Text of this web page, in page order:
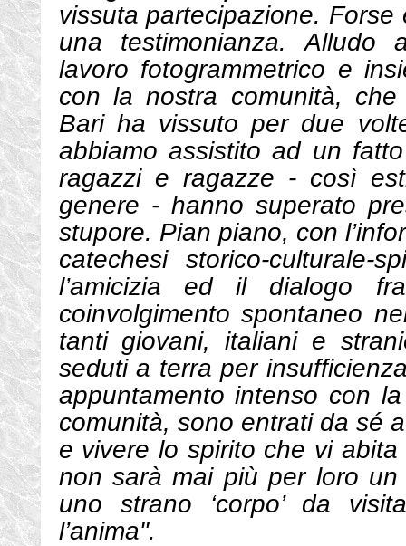
vissuta partecipazione.
una testimonianza. Alludo
lavoro fotogrammetrico e
con la nostra comunità,
Bari ha vissuto per due
abbiamo assistito ad un
ragazzi e ragazze - così
genere - hanno superato
stupore. Pian piano, con
catechesi storico-culturale-
l’amicizia ed il dialogo
coinvolgimento spontaneo
tanti giovani, italiani e
seduti a terra per
appuntamento intenso con
comunità, sono entrati da sé
e vivere lo spirito che vi
non sarà mai più per loro
uno strano ‘corpo’ da
l’anima".